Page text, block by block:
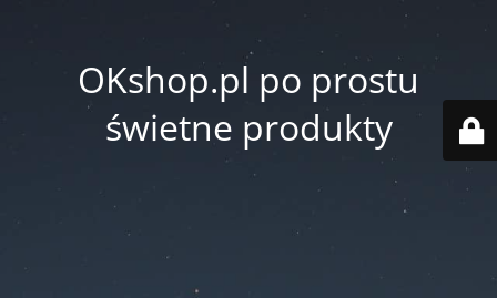
OKshop.pl po prostu
świetne produkty